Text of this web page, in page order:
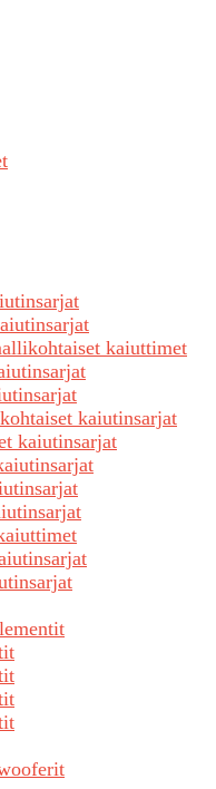
kaiuttimet
kaiutinsarjat
kaiutinsarjat